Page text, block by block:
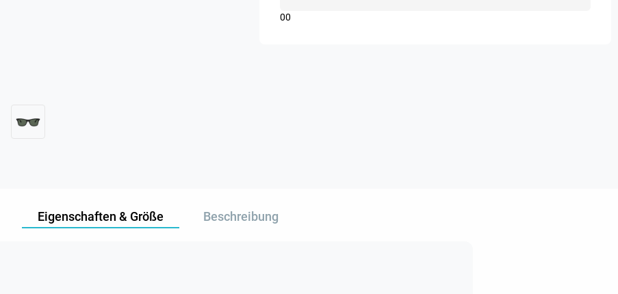
00
Eigenschaften & Größe Beschreibung